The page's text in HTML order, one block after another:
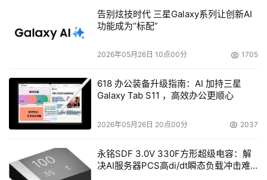
告别炫技时代 三星Galaxy系列让创新AI
功能成为“标配”
2026年05月26日 10点00分 1705
618 办公装备升级指南：AI 加持三星
Galaxy Tab S11 ，高效办公更顺心
2026年05月26日 20点00分 2037
永铭SDF 3.0V 330F方形超级电容：解
决AI服务器PCS高di/dt瞬态负载冲击难